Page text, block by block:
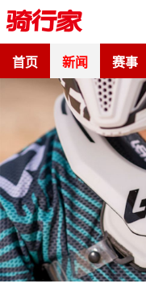
首页 新闻 赛事